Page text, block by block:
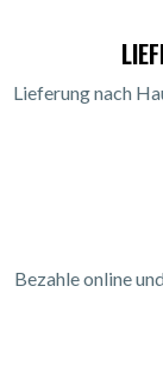
Lieferung nach
Bezahle online